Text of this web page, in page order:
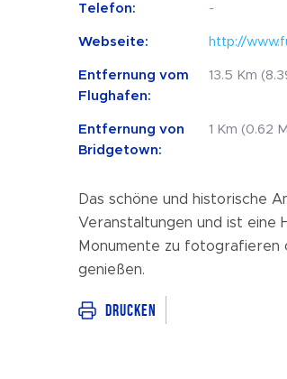
Telefon: -
Webseite: http://
Entfernung vom
Flughafen:
13.5 Km
Entfernung von
Bridgetown:
1 Km (0.62
Das schöne und historische
Veranstaltungen und ist eine
Monumente zu fotografieren
genießen.
Drucken